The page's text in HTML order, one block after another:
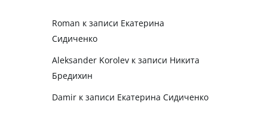
Roman к записи Екатерина
Сидиченко
Aleksander Korolevк записи Никита
Бредихин
Damirк записи Екатерина Сидиченко